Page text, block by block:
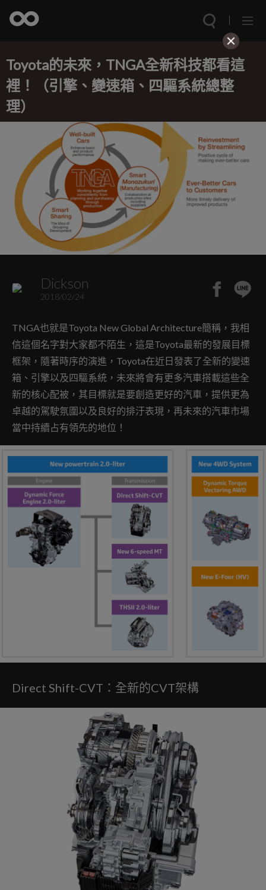
Toyota的未來，TNGA全新科技都看這
裡！（引擎、變速箱、四驅系統總整
理）
Dickson
2018/02/24
TNGA也就是Toyota New Global Architecture簡稱，我相
信這個名字對大家都不陌生，這是Toyota最新的發展目標
框架，隨著時序的演進，Toyota在近日發表了全新的變速
箱、引擎以及四驅系統，未來將會有更多汽車搭載這些全
新的核心配被，其目標就是要創造更好的汽車，提供更為
卓越的駕駛氛圍以及良好的排汙表現，再未來的汽車市場
當中持續占有領先的地位！
Direct Shift-CVT：全新的CVT架構